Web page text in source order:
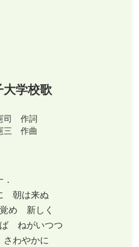
大学校歌
司 作詞
三 作曲
朝は来ぬ
め 新しく
ねがいつつ
わやかに